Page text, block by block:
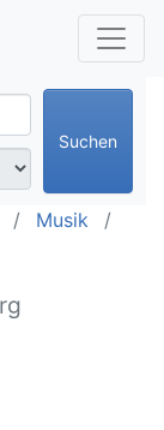
Suchen
Musik